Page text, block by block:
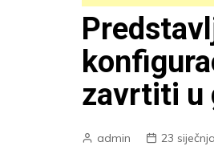
zavrtiti u
admin 23